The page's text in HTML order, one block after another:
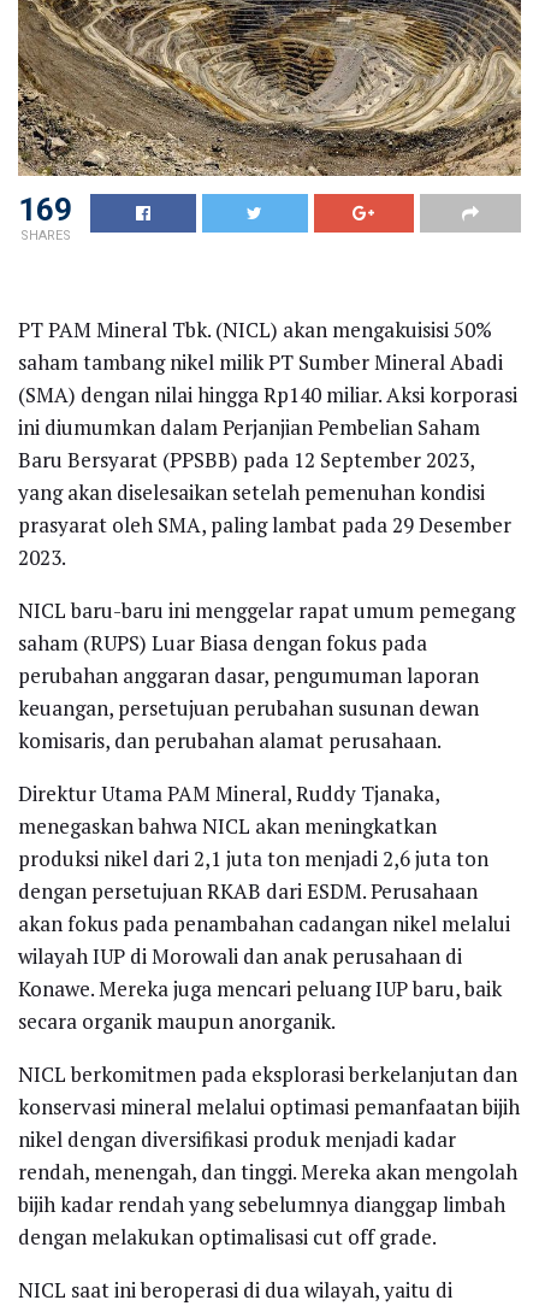
169
SHARES
PT PAM Mineral Tbk. (NICL) akan mengakuisisi 50%
saham tambang nikel milik PT Sumber Mineral Abadi
(SMA) dengan nilai hingga Rp140 miliar. Aksi korporasi
ini diumumkan dalam Perjanjian Pembelian Saham
Baru Bersyarat (PPSBB) pada 12 September 2023,
yang akan diselesaikan setelah pemenuhan kondisi
prasyarat oleh SMA, paling lambat pada 29 Desember
2023.
NICL baru-baru ini menggelar rapat umum pemegang
saham (RUPS) Luar Biasa dengan fokus pada
perubahan anggaran dasar, pengumuman laporan
keuangan, persetujuan perubahan susunan dewan
komisaris, dan perubahan alamat perusahaan.
Direktur Utama PAM Mineral, Ruddy Tjanaka,
menegaskan bahwa NICL akan meningkatkan
produksi nikel dari 2,1 juta ton menjadi 2,6 juta ton
dengan persetujuan RKAB dari ESDM. Perusahaan
akan fokus pada penambahan cadangan nikel melalui
wilayah IUP di Morowali dan anak perusahaan di
Konawe. Mereka juga mencari peluang IUP baru, baik
secara organik maupun anorganik.
NICL berkomitmen pada eksplorasi berkelanjutan dan
konservasi mineral melalui optimasi pemanfaatan bijih
nikel dengan diversifikasi produk menjadi kadar
rendah, menengah, dan tinggi. Mereka akan mengolah
bijih kadar rendah yang sebelumnya dianggap limbah
dengan melakukan optimalisasi cut off grade.
NICL saat ini beroperasi di dua wilayah, yaitu di